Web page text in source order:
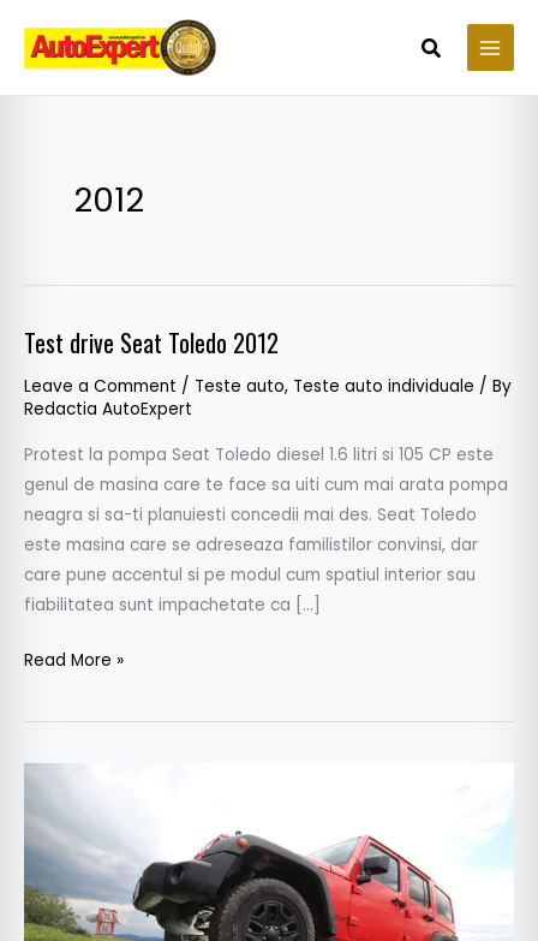
content
Search
2012
Test drive Seat Toledo 2012
Leave a Comment / Teste auto, Teste auto individuale / By
Redactia AutoExpert
Protest la pompa Seat Toledo diesel 1.6 litri si 105 CP este
genul de masina care te face sa uiti cum mai arata pompa
neagra si sa-ti planuiesti concedii mai des. Seat Toledo
este masina care se adreseaza familistilor convinsi, dar
care pune accentul si pe modul cum spatiul interior sau
fiabilitatea sunt impachetate ca […]
Test
Seat
2012
Read More »
Jeep
Wrangler
Moab
2012